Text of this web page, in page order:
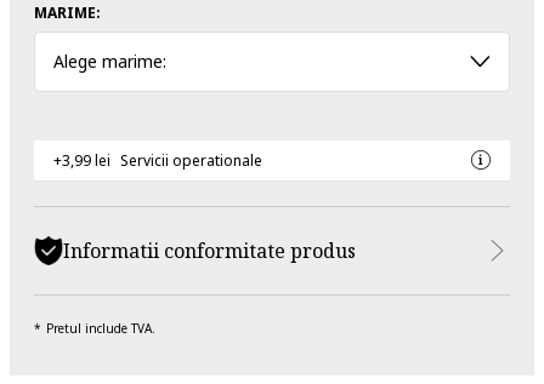
MARIME:
Alege marime:
+3,99 lei Servicii operationale
Informatii conformitate produs
Pretul include TVA.